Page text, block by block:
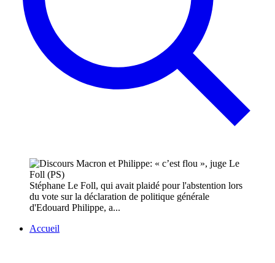
Stéphane Le Foll, qui avait plaidé pour l'abstention lors
du vote sur la déclaration de politique générale
d'Edouard Philippe, a...
Accueil